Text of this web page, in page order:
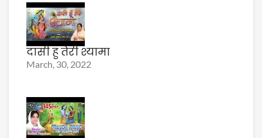
दासी हु तेरी श्यामा
March, 30, 2022